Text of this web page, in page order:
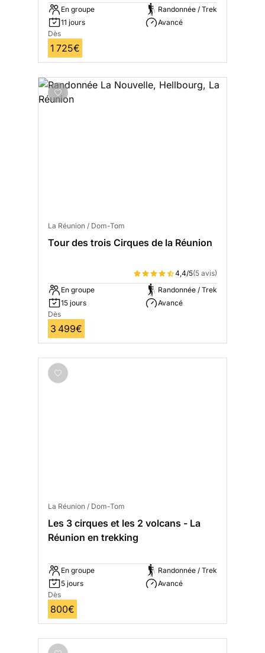
En groupe
11 jours
Randonnée / Trek
Avancé
Dès
1 725€
La Réunion / Dom-Tom
Tour des trois Cirques de la Réunion
4,4/5(5 avis)
En groupe
15 jours
Randonnée / Trek
Avancé
Dès
3 499€
La Réunion / Dom-Tom
Les 3 cirques et les 2 volcans - La
Réunion en trekking
En groupe
5 jours
Randonnée / Trek
Avancé
Dès
800€